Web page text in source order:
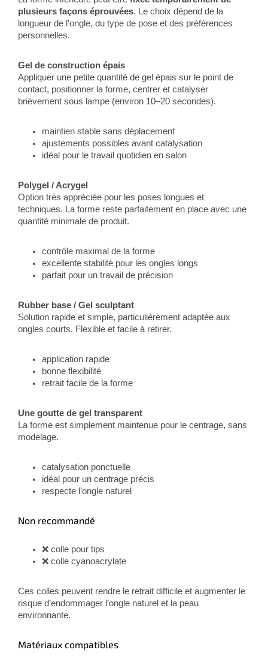
plusieurs façons éprouvées. Le choix dépend de la
longueur de l’ongle, du type de pose et des préférences
personnelles.
Gel de construction épais
Appliquer une petite quantité de gel épais sur le point de
contact, positionner la forme, centrer et catalyser
brièvement sous lampe (environ 10–20 secondes).
maintien stable sans déplacement
ajustements possibles avant catalysation
idéal pour le travail quotidien en salon
Polygel / Acrygel
Option très appréciée pour les poses longues et
techniques. La forme reste parfaitement en place avec une
quantité minimale de produit.
contrôle maximal de la forme
excellente stabilité pour les ongles longs
parfait pour un travail de précision
Rubber base / Gel sculptant
Solution rapide et simple, particulièrement adaptée aux
ongles courts. Flexible et facile à retirer.
application rapide
bonne flexibilité
retrait facile de la forme
Une goutte de gel transparent
La forme est simplement maintenue pour le centrage, sans
modelage.
catalysation ponctuelle
idéal pour un centrage précis
respecte l’ongle naturel
Non recommandé
❌ colle pour tips
❌ colle cyanoacrylate
Ces colles peuvent rendre le retrait difficile et augmenter le
risque d’endommager l’ongle naturel et la peau
environnante.
Matériaux compatibles